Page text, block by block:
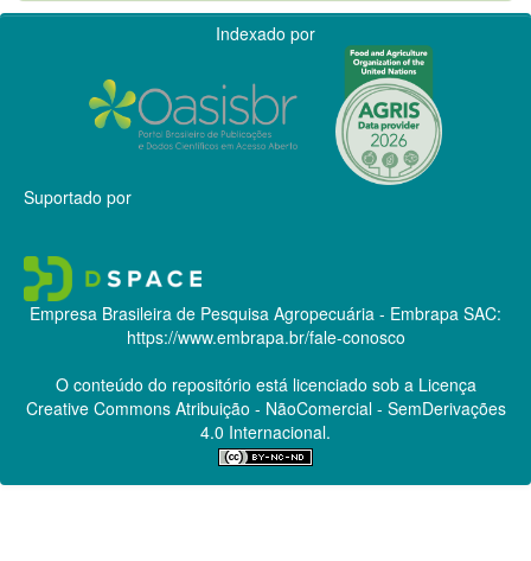
Indexado por
Suportado por
Empresa Brasileira de Pesquisa Agropecuária - Embrapa SAC:
https://www.embrapa.br/fale-conosco
O conteúdo do repositório está licenciado sob a Licença
Creative CommonsAtribuição - NãoComercial - SemDerivações
4.0 Internacional.